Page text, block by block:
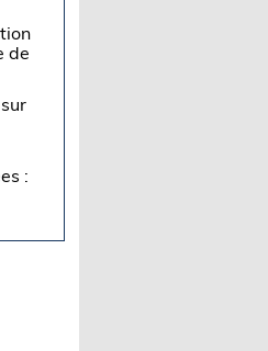
de
: